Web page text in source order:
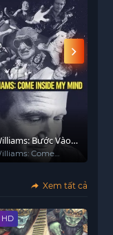
Bước Vào
Come
Xem tất cả
HD